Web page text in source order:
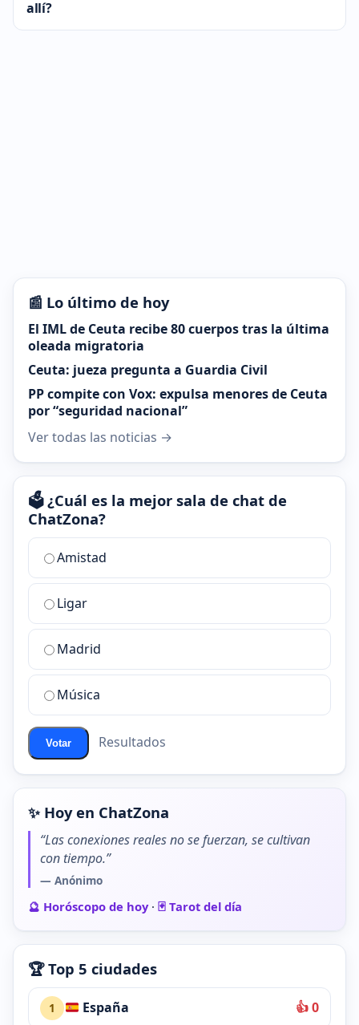
allí?
📰 Lo último de hoy
El IML de Ceuta recibe 80 cuerpos tras la última
oleada migratoria
Ceuta: jueza pregunta a Guardia Civil
PP compite con Vox: expulsa menores de Ceuta
por “seguridad nacional”
Ver todas las noticias →
🗳️ ¿Cuál es la mejor sala de chat de
ChatZona?
¿Cuál
la
mejor
sala
chat
ChatZona?
Amistad
Ligar
Madrid
Música
Votar Resultados
✨ Hoy en ChatZona
“Las conexiones reales no se fuerzan, se cultivan
con tiempo.”
— Anónimo
🔮 Horóscopo de hoy· 🃏 Tarot del día
🏆 Top 5 ciudades
1 España 👍 0